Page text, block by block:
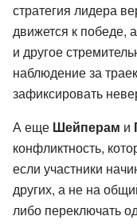
стратегия лидера
движется к победе,
и другое
наблюдение за
зафиксировать
А еще Шейперам и
конфликтность,
если участники
других, а не на
либо переключать